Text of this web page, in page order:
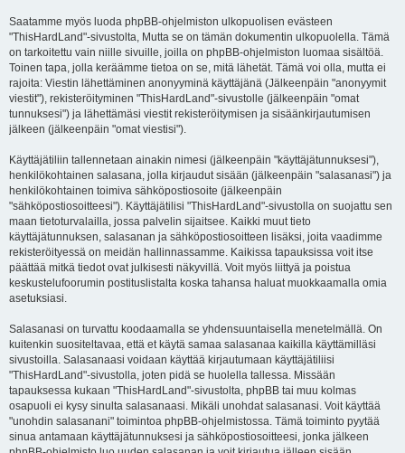
Saatamme myös luoda phpBB-ohjelmiston ulkopuolisen evästeen
"ThisHardLand"-sivustolta, Mutta se on tämän dokumentin ulkopuolella. Tämä
on tarkoitettu vain niille sivuille, joilla on phpBB-ohjelmiston luomaa sisältöä.
Toinen tapa, jolla keräämme tietoa on se, mitä lähetät. Tämä voi olla, mutta ei
rajoita: Viestin lähettäminen anonyyminä käyttäjänä (Jälkeenpäin "anonyymit
viestit"), rekisteröityminen "ThisHardLand"-sivustolle (jälkeenpäin "omat
tunnuksesi") ja lähettämäsi viestit rekisteröitymisen ja sisäänkirjautumisen
jälkeen (jälkeenpäin "omat viestisi").
Käyttäjätiliin tallennetaan ainakin nimesi (jälkeenpäin "käyttäjätunnuksesi"),
henkilökohtainen salasana, jolla kirjaudut sisään (jälkeenpäin "salasanasi") ja
henkilökohtainen toimiva sähköpostiosoite (jälkeenpäin
"sähköpostiosoitteesi"). Käyttäjätilisi "ThisHardLand"-sivustolla on suojattu sen
maan tietoturvalailla, jossa palvelin sijaitsee. Kaikki muut tieto
käyttäjätunnuksen, salasanan ja sähköpostiosoitteen lisäksi, joita vaadimme
rekisteröityessä on meidän hallinnassamme. Kaikissa tapauksissa voit itse
päättää mitkä tiedot ovat julkisesti näkyvillä. Voit myös liittyä ja poistua
keskustelufoorumin postituslistalta koska tahansa haluat muokkaamalla omia
asetuksiasi.
Salasanasi on turvattu koodaamalla se yhdensuuntaisella menetelmällä. On
kuitenkin suositeltavaa, että et käytä samaa salasanaa kaikilla käyttämilläsi
sivustoilla. Salasanaasi voidaan käyttää kirjautumaan käyttäjätiliisi
"ThisHardLand"-sivustolla, joten pidä se huolella tallessa. Missään
tapauksessa kukaan "ThisHardLand"-sivustolta, phpBB tai muu kolmas
osapuoli ei kysy sinulta salasanaasi. Mikäli unohdat salasanasi. Voit käyttää
"unohdin salasanani" toimintoa phpBB-ohjelmistossa. Tämä toiminto pyytää
sinua antamaan käyttäjätunnuksesi ja sähköpostiosoitteesi, jonka jälkeen